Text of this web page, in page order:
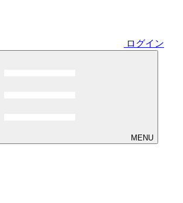
ログイン
MENU